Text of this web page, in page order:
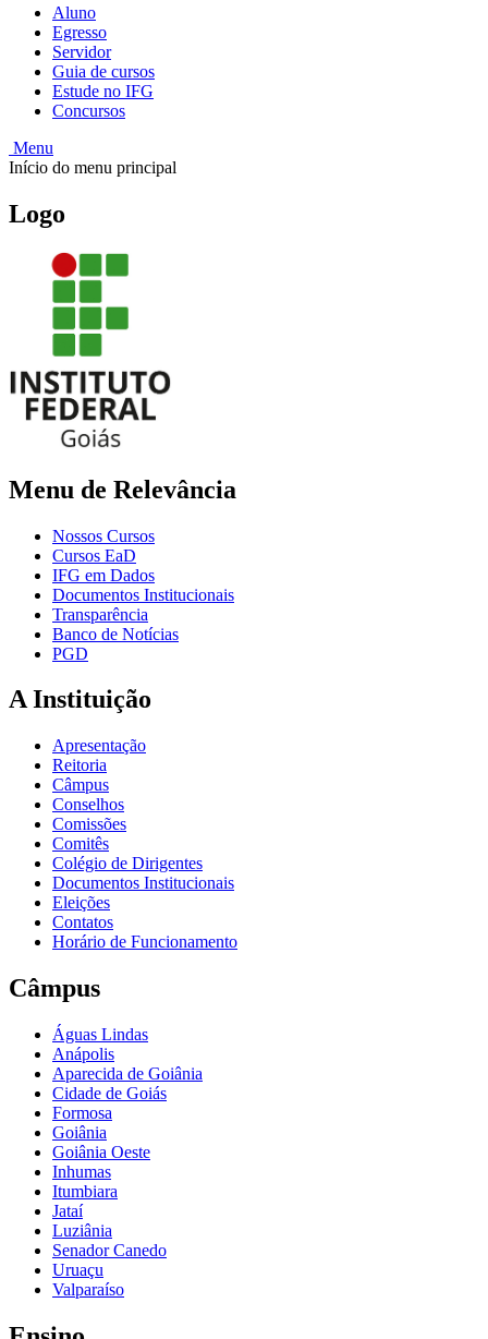
Aluno
Egresso
Servidor
Guia de cursos
Estude no IFG
Concursos
Menu
Início do menu principal
Logo
Menu de Relevância
Nossos Cursos
Cursos EaD
IFG em Dados
Documentos Institucionais
Transparência
Banco de Notícias
PGD
A Instituição
Apresentação
Reitoria
Câmpus
Conselhos
Comissões
Comitês
Colégio de Dirigentes
Documentos Institucionais
Eleições
Contatos
Horário de Funcionamento
Câmpus
Águas Lindas
Anápolis
Aparecida de Goiânia
Cidade de Goiás
Formosa
Goiânia
Goiânia Oeste
Inhumas
Itumbiara
Jataí
Luziânia
Senador Canedo
Uruaçu
Valparaíso